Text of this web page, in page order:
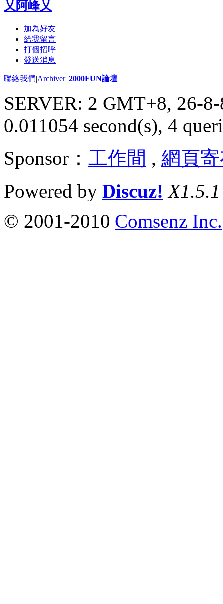
乂阿峰乂
加為好友
給我留言
打個招呼
發送消息
聯絡我們|Archiver| 2000FUN論壇
SERVER: 2 GMT+8, 26-
0.011054 second(s), 4
Sponsor： 工作間 , 網頁
Powered by Discuz! X1.5.1
© 2001-2010 Comsenz Inc.